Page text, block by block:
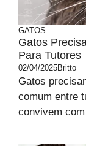
GATOS
Gatos
Para Tutores
02/04/2025Britto
Gatos
comum entre
convivem